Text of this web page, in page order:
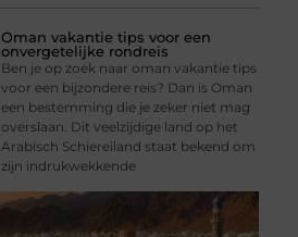
Oman vakantie tips voor een
onvergetelijke rondreis
Ben je op zoek naar oman vakantie tips
voor een bijzondere reis? Dan is Oman
een bestemming die je zeker niet mag
overslaan. Dit veelzijdige land op het
Arabisch Schiereiland staat bekend om
zijn indrukwekkende